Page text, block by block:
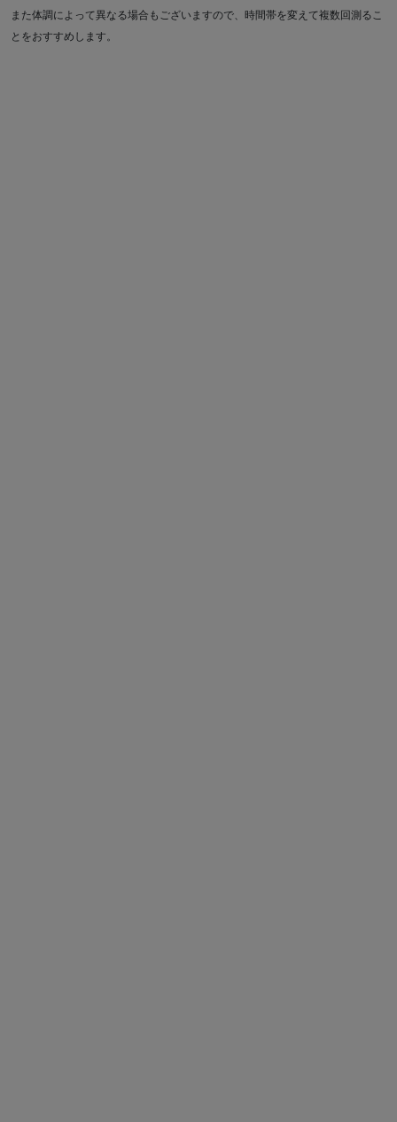
また体調によって異なる場合もございますので、時間帯を変えて複数回測るこ
とをおすすめします。